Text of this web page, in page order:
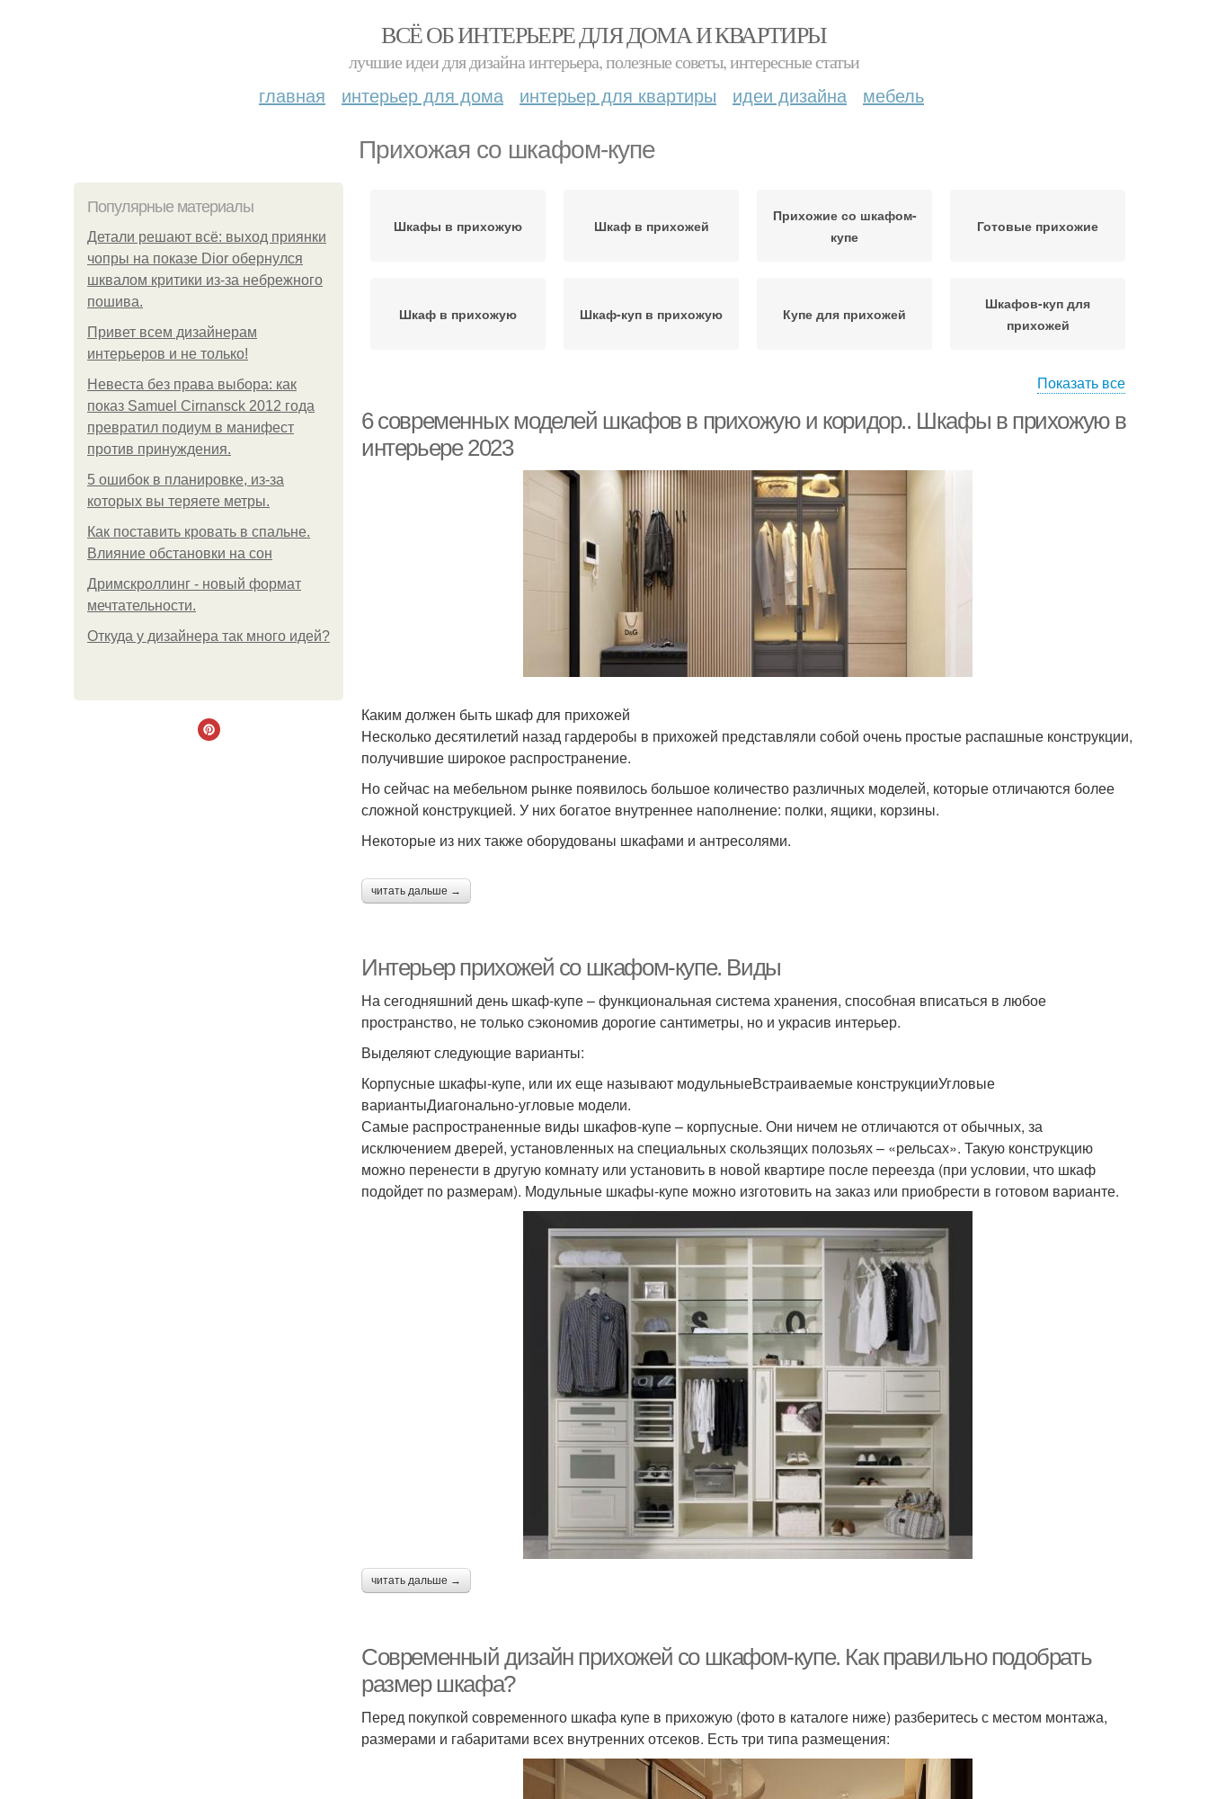
ВСЁ ОБ ИНТЕРЬЕРЕ ДЛЯ ДОМА И КВАРТИРЫ
лучшие идеи для дизайна интерьера, полезные советы, интересные статьи
главная интерьер для дома интерьер для квартиры идеи дизайна мебель
Прихожая со шкафом-купе
Популярные материалы
Детали решают всё: выход приянки
чопры на показе Dior обернулся
шквалом критики из-за небрежного
пошива.
Привет всем дизайнерам
интерьеров и не только!
Невеста без права выбора: как
показ Samuel Cirnansck 2012 года
превратил подиум в манифест
против принуждения.
5 ошибок в планировке, из-за
которых вы теряете метры.
Как поставить кровать в спальне.
Влияние обстановки на сон
Дримскроллинг - новый формат
мечтательности.
Откуда у дизайнера так много идей?
Шкафы в прихожую Шкаф в прихожей
Прихожие со шкафом-
купе
Готовые прихожие
Шкаф в прихожую Шкаф-куп в прихожую Купе для прихожей
Шкафов-куп для
прихожей
прихожей
Узкая прихожая
Прихожая в
современном стиле
Угловая прихожая Угловые прихожие
Показать все
6 современных моделей шкафов в прихожую и коридор.. Шкафы в прихожую в
интерьере 2023
Каким должен быть шкаф для прихожей
Несколько десятилетий назад гардеробы в прихожей представляли собой очень простые распашные конструкции,
получившие широкое распространение.
Но сейчас на мебельном рынке появилось большое количество различных моделей, которые отличаются более
сложной конструкцией. У них богатое внутреннее наполнение: полки, ящики, корзины.
Некоторые из них также оборудованы шкафами и антресолями.
читать дальше →
Интерьер прихожей со шкафом-купе. Виды
На сегодняшний день шкаф-купе – функциональная система хранения, способная вписаться в любое
пространство, не только сэкономив дорогие сантиметры, но и украсив интерьер.
Выделяют следующие варианты:
Корпусные шкафы-купе, или их еще называют модульныеВстраиваемые конструкцииУгловые
вариантыДиагонально-угловые модели.
Самые распространенные виды шкафов-купе – корпусные. Они ничем не отличаются от обычных, за
исключением дверей, установленных на специальных скользящих полозьях – «рельсах». Такую конструкцию
можно перенести в другую комнату или установить в новой квартире после переезда (при условии, что шкаф
подойдет по размерам). Модульные шкафы-купе можно изготовить на заказ или приобрести в готовом варианте.
читать дальше →
Современный дизайн прихожей со шкафом-купе. Как правильно подобрать
размер шкафа?
Перед покупкой современного шкафа купе в прихожую (фото в каталоге ниже) разберитесь с местом монтажа,
размерами и габаритами всех внутренних отсеков. Есть три типа размещения: